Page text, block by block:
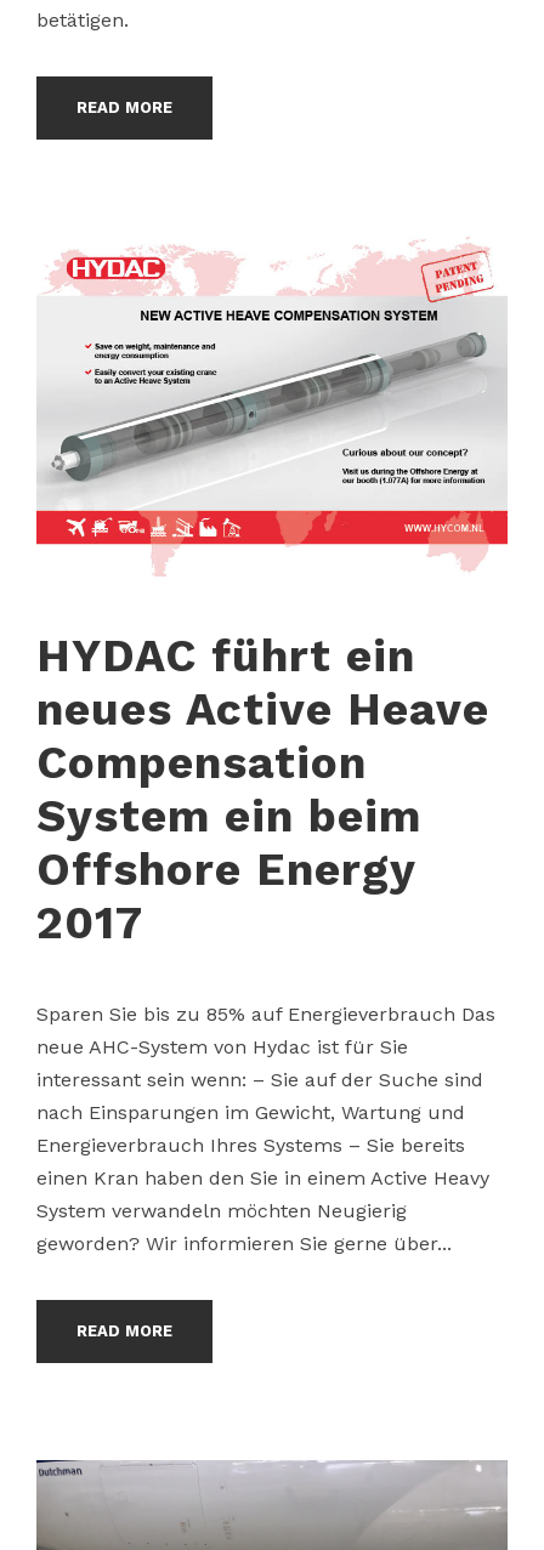
betätigen.
READ MORE
HYDAC führt ein
neues Active Heave
Compensation
System ein beim
Offshore Energy
2017
Sparen Sie bis zu 85% auf Energieverbrauch Das
neue AHC-System von Hydac ist für Sie
interessant sein wenn: – Sie auf der Suche sind
nach Einsparungen im Gewicht, Wartung und
Energieverbrauch Ihres Systems – Sie bereits
einen Kran haben den Sie in einem Active Heavy
System verwandeln möchten Neugierig
geworden? Wir informieren Sie gerne über...
READ MORE